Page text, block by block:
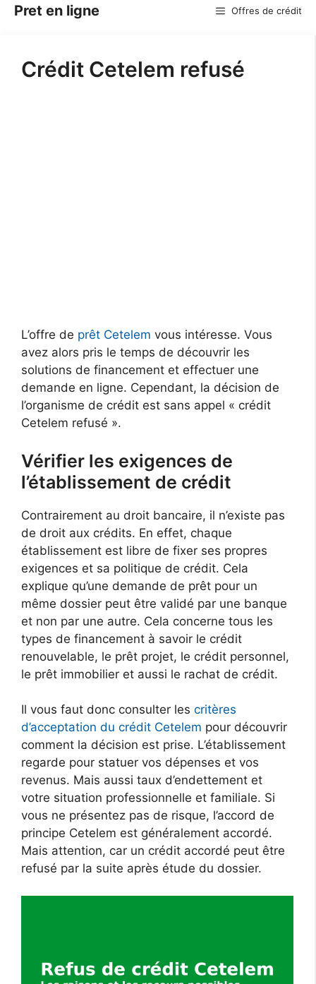
AllerPret en ligne Offres de crédit
Crédit Cetelem refusé
L’offre de prêt Cetelem vous intéresse. Vous
avez alors pris le temps de découvrir les
solutions de financement et effectuer une
demande en ligne. Cependant, la décision de
l’organisme de crédit est sans appel « crédit
Cetelem refusé ».
Vérifier les exigences de
l’établissement de crédit
Contrairement au droit bancaire, il n’existe pas
de droit aux crédits. En effet, chaque
établissement est libre de fixer ses propres
exigences et sa politique de crédit. Cela
explique qu’une demande de prêt pour un
même dossier peut être validé par une banque
et non par une autre. Cela concerne tous les
types de financement à savoir le crédit
renouvelable, le prêt projet, le crédit personnel,
le prêt immobilier et aussi le rachat de crédit.
Il vous faut donc consulter les critères
d’acceptation du crédit Cetelem pour découvrir
comment la décision est prise. L’établissement
regarde pour statuer vos dépenses et vos
revenus. Mais aussi taux d’endettement et
votre situation professionnelle et familiale. Si
vous ne présentez pas de risque, l’accord de
principe Cetelem est généralement accordé.
Mais attention, car un crédit accordé peut être
refusé par la suite après étude du dossier.